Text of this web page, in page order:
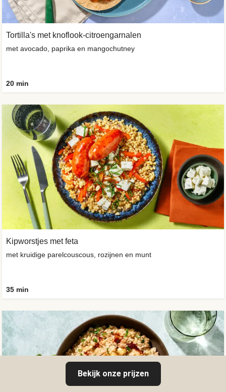
Tortilla's met knoflook-citroengarnalen
met avocado, paprika en mangochutney
20 min
Kipworstjes met feta
met kruidige parelcouscous, rozijnen en munt
35 min
Bekijk onze prijzen